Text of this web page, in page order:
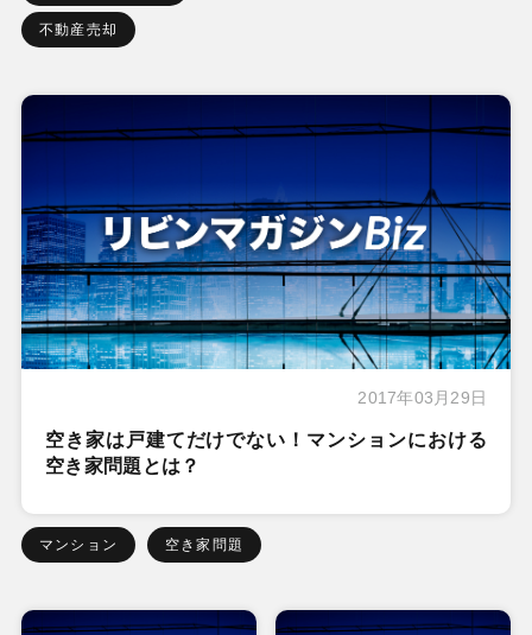
不動産売却
2017年03月29日
空き家は戸建てだけでない！マンションにおける
空き家問題とは？
マンション 空き家問題